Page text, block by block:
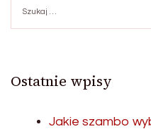
Ostatnie wpisy
Jakie szambo